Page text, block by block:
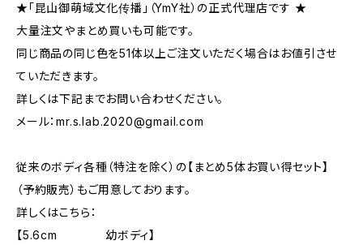
★「昆山御萌域文化传播」（YmY社）の正式代理店です ★
大量注文やまとめ買いも可能です。
同じ商品の同じ色を51体以上ご注文いただく場合はお値引させ
ていただきます。
詳しくは下記までお問い合わせください。
メール：mr.s.lab.2020@gmail.com
従来のボディ各種（特注を除く）の【まとめ5体お買い得セット】
（予約販売）もご用意しております。
詳しくはこちら：
【5.6cm 幼ボディ】